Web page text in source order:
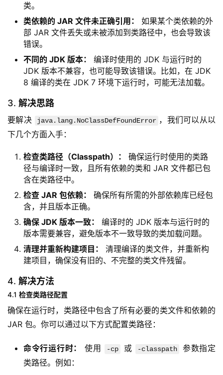
类。
类依赖的 JAR 文件未正确引用：
如果某个类依赖的外
部 JAR 文件丢失或未被添加到类路径中，也会导致该
错误。
不同的 JDK 版本：
编译时使用的 JDK 与运行时的
JDK 版本不兼容，也可能导致该错误。比如，在 JDK
8 编译的类在 JDK 7 环境下运行时，可能无法加载。
3. 解决思路
要解决 java.lang.NoClassDefFoundError ，我们可以从以
下几个方面入手：
检查类路径（Classpath）：
确保运行时使用的类路
径与编译时一致，且所有依赖的类和 JAR 文件都已包
含在类路径中。
检查 JAR 包依赖：
确保所有所需的外部依赖库已经包
含，并且版本正确。
确保 JDK 版本一致：
编译时的 JDK 版本与运行时的
版本需要兼容，避免版本不一致导致的类加载问题。
清理并重新构建项目：
清理编译的类文件，并重新构
建项目，确保没有旧的、不完整的类文件残留。
4. 解决方法
4.1 检查类路径配置
确保在运行时，类路径中包含了所有必要的类文件和依赖的
JAR 包。你可以通过以下方式配置类路径：
命令行运行时： 使用 -cp 或 -classpath
参数指定
类路径。例如：